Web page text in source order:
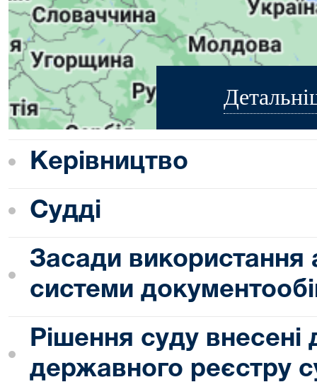
Керівництво
Судді
Засади використання
системи
Рішення суду
державного реєстру